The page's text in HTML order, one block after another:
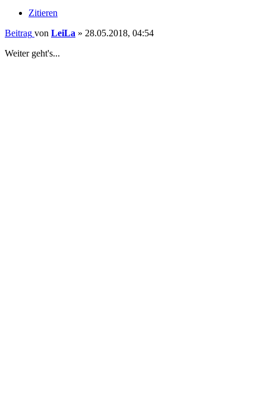
Zitieren
Beitrag von LeiLa » 28.05.2018, 04:54
Weiter geht's...